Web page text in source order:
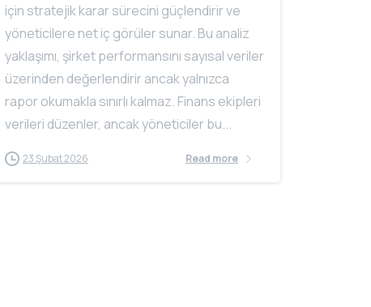
için stratejik karar sürecini güçlendirir ve
yöneticilere net iç görüler sunar. Bu analiz
yaklaşımı, şirket performansını sayısal veriler
üzerinden değerlendirir ancak yalnızca
rapor okumakla sınırlı kalmaz. Finans ekipleri
verileri düzenler, ancak yöneticiler bu...
23 Şubat 2026 Read more